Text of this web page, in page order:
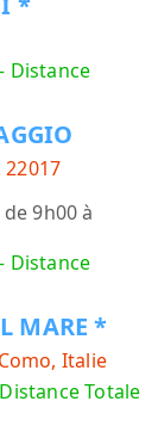
Distance
9h00 à
Distance
MARE *
Italie
Totale